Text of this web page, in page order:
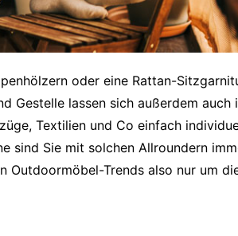
oder eine Rattan-
Gestelle lassen sich außerdem auch
Textilien und Co einfach
sind Sie mit solchen Allroundern
Outdoormöbel-Trends also nur um